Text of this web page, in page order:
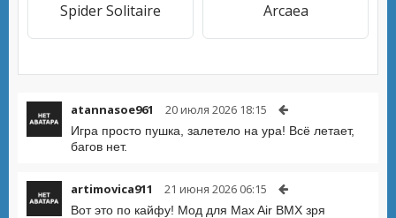
Spider Solitaire Arcaea
atannasoe961 20 июля 2026 18:15
Игра просто пушка, залетело на ура! Всё летает,
багов нет.
artimovica911 21 июня 2026 06:15
Вот это по кайфу! Мод для Max Air BMX зря